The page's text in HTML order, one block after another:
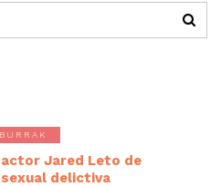
actor Jared Leto de
delictiva